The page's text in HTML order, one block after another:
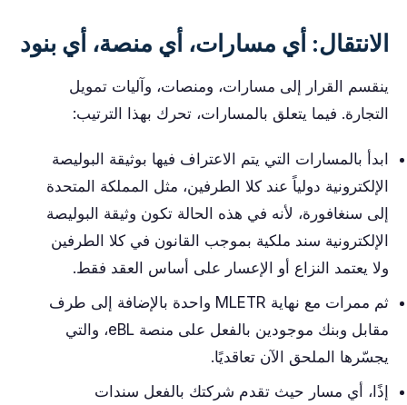
الانتقال: أي مسارات، أي منصة، أي بنود
ينقسم القرار إلى مسارات، ومنصات، وآليات تمويل
التجارة. فيما يتعلق بالمسارات، تحرك بهذا الترتيب:
ابدأ بالمسارات التي يتم الاعتراف فيها بوثيقة البوليصة
الإلكترونية دولياً عند كلا الطرفين، مثل المملكة المتحدة
إلى سنغافورة، لأنه في هذه الحالة تكون وثيقة البوليصة
الإلكترونية سند ملكية بموجب القانون في كلا الطرفين
ولا يعتمد النزاع أو الإعسار على أساس العقد فقط.
ثم ممرات مع نهاية MLETR واحدة بالإضافة إلى طرف
مقابل وبنك موجودين بالفعل على منصة eBL، والتي
يجسّرها الملحق الآن تعاقديًا.
إذًا، أي مسار حيث تقدم شركتك بالفعل سندات